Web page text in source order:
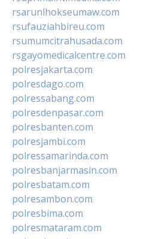
rsarunlhokseumaw.com
rsufauziahbireu.com
rsumumcitrahusada.com
rsgayomedicalcentre.com
polresjakarta.com
polresdago.com
polressabang.com
polresdenpasar.com
polresbanten.com
polresjambi.com
polressamarinda.com
polresbanjarmasin.com
polresbatam.com
polresambon.com
polresbima.com
polresmataram.com